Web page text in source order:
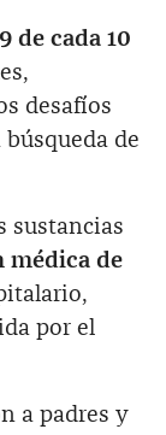
9 de cada 10
desafíos
de
sustancias
médica de
por el
a padres y